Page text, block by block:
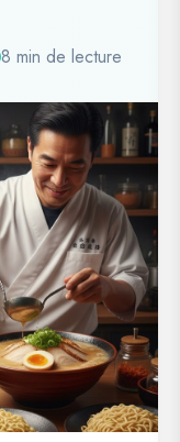
8 min de lecture